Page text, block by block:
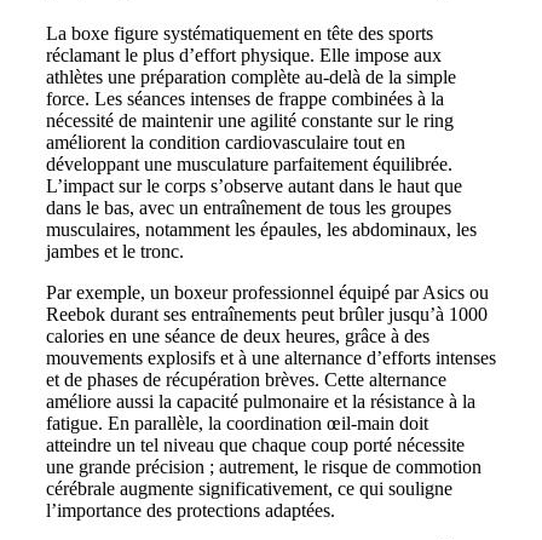
La boxe figure systématiquement en tête des sports
réclamant le plus d’effort physique. Elle impose aux
athlètes une préparation complète au-delà de la simple
force. Les séances intenses de frappe combinées à la
nécessité de maintenir une agilité constante sur le ring
améliorent la condition cardiovasculaire tout en
développant une musculature parfaitement équilibrée.
L’impact sur le corps s’observe autant dans le haut que
dans le bas, avec un entraînement de tous les groupes
musculaires, notamment les épaules, les abdominaux, les
jambes et le tronc.
Par exemple, un boxeur professionnel équipé par Asics ou
Reebok durant ses entraînements peut brûler jusqu’à 1000
calories en une séance de deux heures, grâce à des
mouvements explosifs et à une alternance d’efforts intenses
et de phases de récupération brèves. Cette alternance
améliore aussi la capacité pulmonaire et la résistance à la
fatigue. En parallèle, la coordination œil-main doit
atteindre un tel niveau que chaque coup porté nécessite
une grande précision ; autrement, le risque de commotion
cérébrale augmente significativement, ce qui souligne
l’importance des protections adaptées.